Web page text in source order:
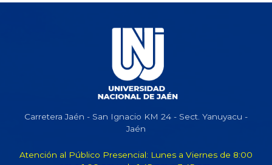
Carretera Jaén - San Ignacio KM 24 - Sect. Yanuyacu -
Jaén
Atención al Público Presencial: Lunes a Viernes de 8:00